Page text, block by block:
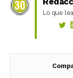
Lo que